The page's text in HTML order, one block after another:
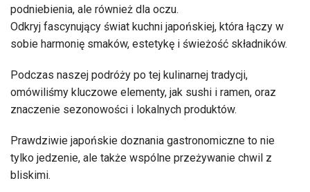
podniebienia, ale również dla oczu.
Odkryj fascynujący świat kuchni japońskiej, która łączy w
sobie harmonię smaków, estetykę i świeżość składników.
Podczas naszej podróży po tej kulinarnej tradycji,
omówiliśmy kluczowe elementy, jak sushi i ramen, oraz
znaczenie sezonowości i lokalnych produktów.
Prawdziwie japońskie doznania gastronomiczne to nie
tylko jedzenie, ale także wspólne przeżywanie chwil z
bliskimi.